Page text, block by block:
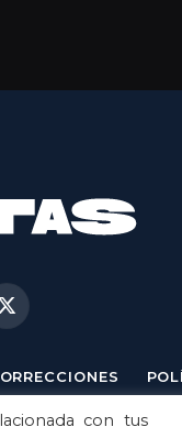
X
(Twitter)
con tus